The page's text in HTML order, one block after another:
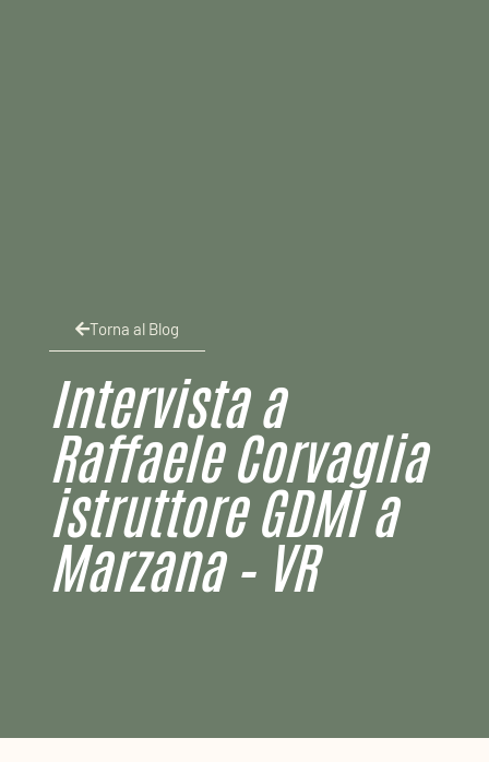
Torna al Blog
Intervista a
Raffaele Corvaglia
istruttore GDMI a
Marzana – VR